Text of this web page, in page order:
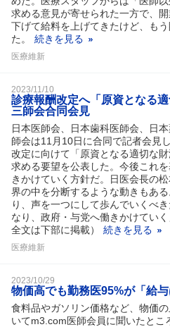
求める意見が寄せられた一方で、
下げて給料を上げてきたけど、も
た。
続きを見る
医療維新
2023/11/10
診療報酬改定へ「原資となる適
三師会合同会見
日本医師会、日本歯科医師会、日
師会は11月10日に合同で記者会見
改定に向けて「原資となる適切な
求める要望を公表した。今後これ
きかけていく方針だ。日医会長の
界の中を分断するような動きもあ
り、声を一つにして歩んでいくべ
なり、政府・与党へ働きかけてい
全文は下部に掲載）
続きを見る
医療維新
2023/10/29
物価高でも勤務医95%が「給与
食料品やガソリン価格など、物価
いてm3.com医師会員に聞いたとこ